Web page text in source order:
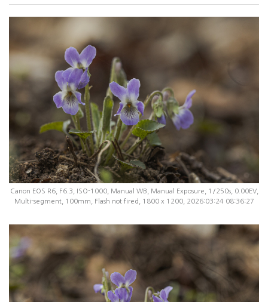
Canon EOS R6, F6.3, ISO-1000, Manual WB, Manual Exposure, 1/250s, 0.00EV,
Multi-segment, 100mm, Flash not fired, 1800 x 1200, 2026:03:24 08:36:27